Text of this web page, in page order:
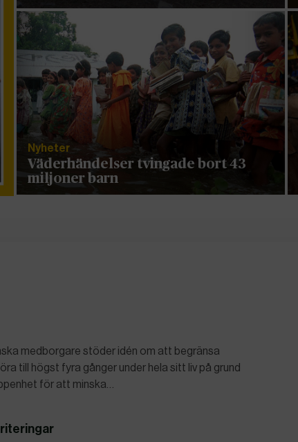
Nyheter
Väderhändelser tvingade bort 43
miljoner barn
medborgare stöder idén om att begränsa
till högst fyra gånger under hela sitt liv på grund
för att minska…